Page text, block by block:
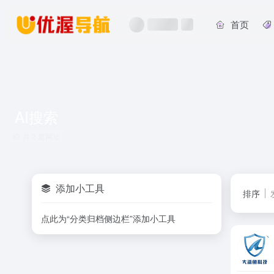
首页
排序
添加小工具
点此为“分类归档侧边栏”添加小工具